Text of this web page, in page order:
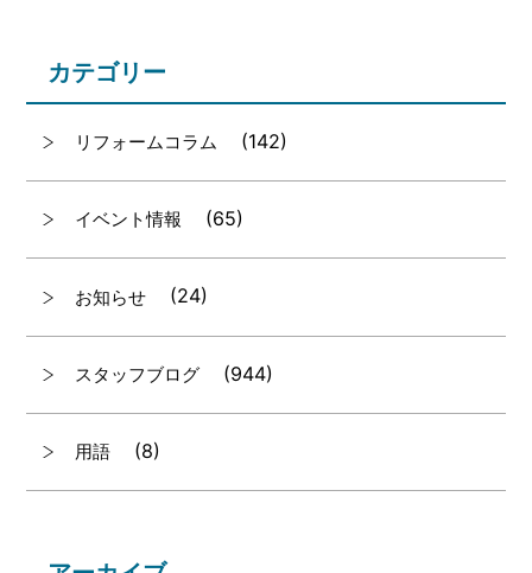
カテゴリー
リフォームコラム (142)
イベント情報 (65)
お知らせ (24)
スタッフブログ (944)
用語 (8)